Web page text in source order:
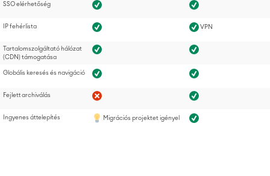
Tesztmenedzsment
Technikai dokumentációk
Projektmenedzsment,
Időkövetés, tervezés, túlóra-
kezelés
LMS / eLearning
SSO elérhetőség
IP fehérlista VPN
Tartalomszolgáltató hálózat
(CDN) támogatása
Globális keresés és navigáció
Fejlett archiválás
Ingyenes áttelepítés Migrációs projektet igényel